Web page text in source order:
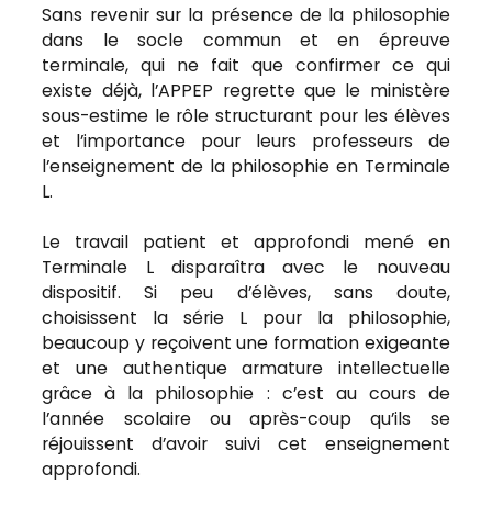
Sans revenir sur la présence de la philosophie
dans le socle commun et en épreuve
terminale, qui ne fait que confirmer ce qui
existe déjà, l’APPEP regrette que le ministère
sous-estime le rôle structurant pour les élèves
et l’importance pour leurs professeurs de
l’enseignement de la philosophie en Terminale
L.
Le travail patient et approfondi mené en
Terminale L disparaîtra avec le nouveau
dispositif. Si peu d’élèves, sans doute,
choisissent la série L pour la philosophie,
beaucoup y reçoivent une formation exigeante
et une authentique armature intellectuelle
grâce à la philosophie : c’est au cours de
l’année scolaire ou après-coup qu’ils se
réjouissent d’avoir suivi cet enseignement
approfondi.